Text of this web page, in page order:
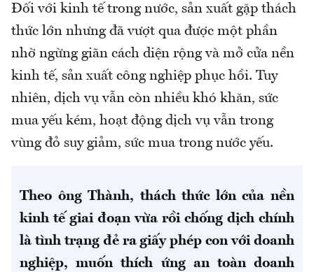
Đối với kinh tế trong nước, sản xuất gặp thách
thức lớn nhưng đã vượt qua được một phần
nhờ ngừng giãn cách diện rộng và mở cửa nền
kinh tế, sản xuất công nghiệp phục hồi. Tuy
nhiên, dịch vụ vẫn còn nhiều khó khăn, sức
mua yếu kém, hoạt động dịch vụ vẫn trong
vùng đỏ suy giảm, sức mua trong nước yếu.
Theo ông Thành, thách thức lớn của nền
kinh tế giai đoạn vừa rồi chống dịch chính
là tình trạng đẻ ra giấy phép con với doanh
nghiệp, muốn thích ứng an toàn doanh